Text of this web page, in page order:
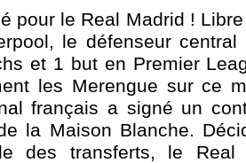
pour le Real Madrid !
le défenseur
et 1 but en Premier
les Merengue sur ce
français a signé un
la Maison Blanche.
des transferts, le Real